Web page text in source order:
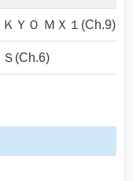
ＫＹＯ ＭＸ１(Ch.9)
Ｓ(Ch.6)